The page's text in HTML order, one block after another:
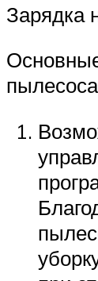
Зарядка